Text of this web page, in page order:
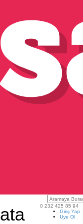
0 232 425 85 94
Giriş Yap
Üye Ol